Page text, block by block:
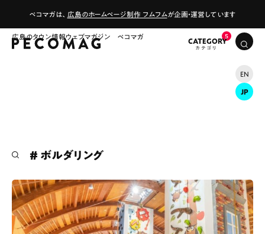
ペコマガは、 広島のホームページ制作 フムフムが企画・運営しています
広島のタウン情報ウェブマガジン ペコマガ
CATEGORY
EN
JP
# カフェ # ランチ
# 中区 # テイクアウト # パン # コーヒー
# 宮島
# ボルダリング